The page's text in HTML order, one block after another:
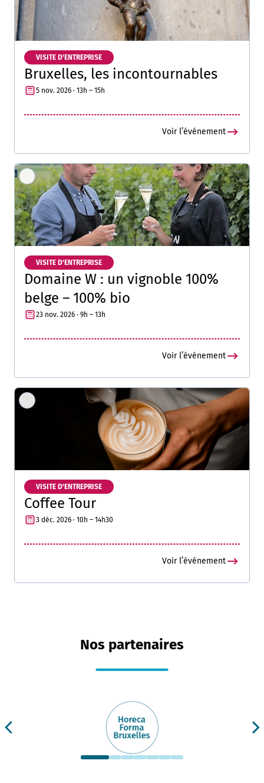
VISITE D'ENTREPRISE
Bruxelles, les incontournables
5 nov. 2026 · 13h – 15h
Voir l’événement
VISITE D'ENTREPRISE
Domaine W : un vignoble 100%
belge – 100% bio
23 nov. 2026 · 9h – 13h
Voir l’événement
VISITE D'ENTREPRISE
Coffee Tour
3 déc. 2026 · 10h – 14h30
Voir l’événement
Nos partenaires